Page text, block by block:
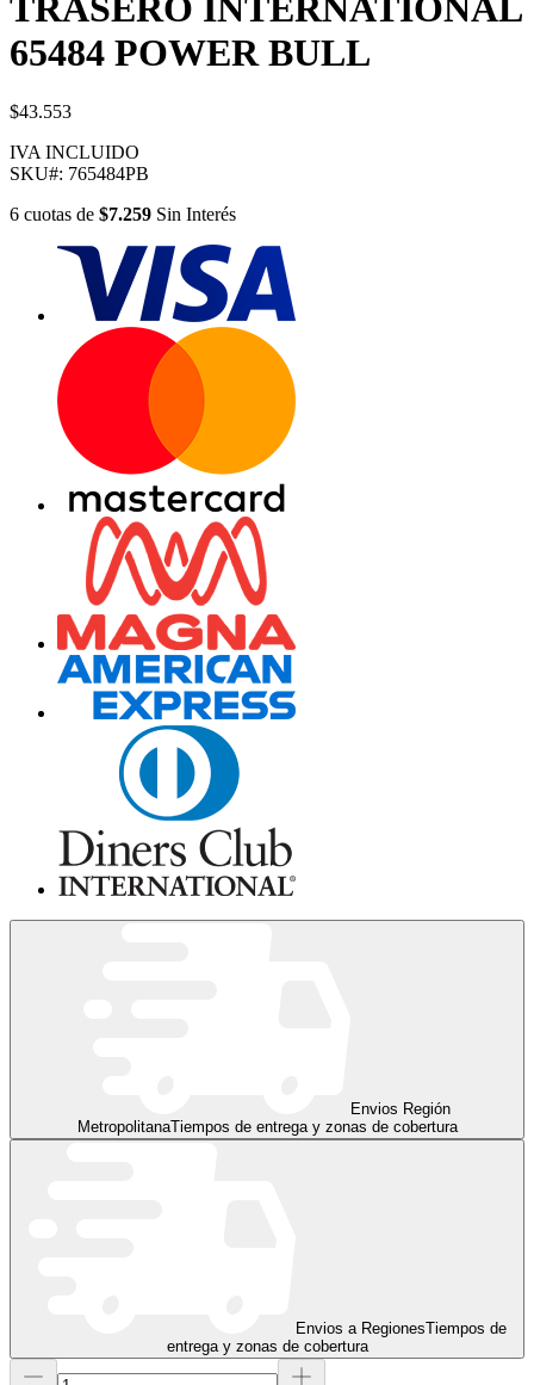
TRASERO INTERNATIONAL
65484 POWER BULL
$43.553
IVA INCLUIDO
SKU#: 765484PB
6 cuotas de $7.259 Sin Interés
Envios Región
MetropolitanaTiempos de entrega y zonas de cobertura
Envios a RegionesTiempos de
entrega y zonas de cobertura